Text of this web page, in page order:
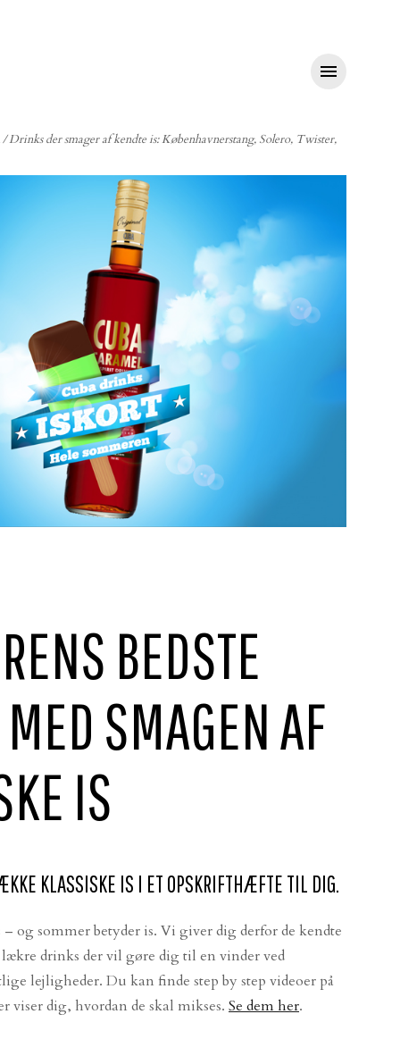

/Drinks der smager af kendte is: Københavnerstang, Solero, Twister,
BEDSTE
SMAGEN AF
IS
KLASSISKE IS I ET OPSKRIFTHÆFTE TIL DIG.
og sommer betyder is. Vi giver dig derfor de kendte
drinks der vil gøre dig til en vinder ved
lejligheder. Du kan finde step by step videoer på
viser dig, hvordan de skal mikses. Se dem her.